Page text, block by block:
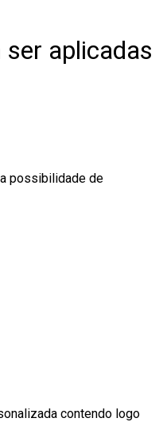
aplicadas
possibilidade de
contendo logo